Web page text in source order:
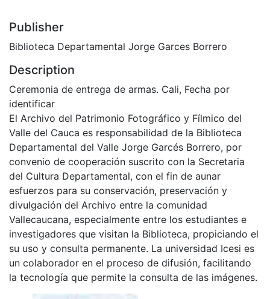
Publisher
Biblioteca Departamental Jorge Garces Borrero
Description
Ceremonia de entrega de armas. Cali, Fecha por
identificar
El Archivo del Patrimonio Fotográfico y Fílmico del
Valle del Cauca es responsabilidad de la Biblioteca
Departamental del Valle Jorge Garcés Borrero, por
convenio de cooperación suscrito con la Secretaria
del Cultura Departamental, con el fin de aunar
esfuerzos para su conservación, preservación y
divulgación del Archivo entre la comunidad
Vallecaucana, especialmente entre los estudiantes e
investigadores que visitan la Biblioteca, propiciando el
su uso y consulta permanente. La universidad Icesi es
un colaborador en el proceso de difusión, facilitando
la tecnología que permite la consulta de las imágenes.